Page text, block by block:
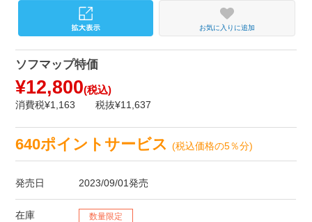
お気に入りに追加
ソフマップ特価
¥12,800(税込)
消費税¥1,163 税抜¥11,637
640ポイントサービス(税込価格の5％分)
発売日 2023/09/01発売
在庫 数量限定